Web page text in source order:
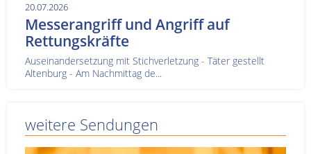
20.07.2026
Messerangriff und Angriff auf
Rettungskräfte
Auseinandersetzung mit Stichverletzung - Täter gestellt
Altenburg - Am Nachmittag de...
weitere Sendungen